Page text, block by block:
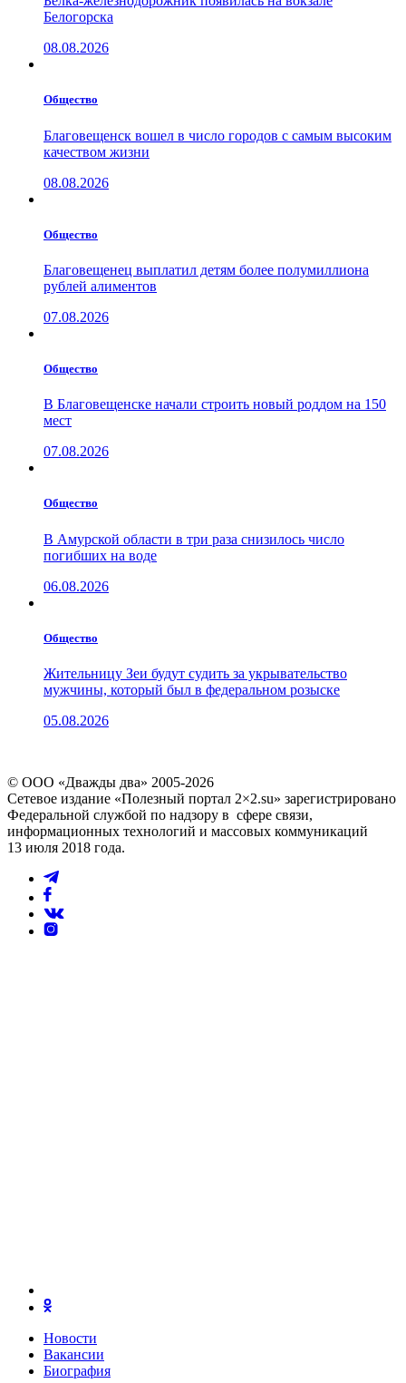
Белогорска
08.08.2026
Общество
Благовещенск вошел в число городов с самым высоким
качеством жизни
08.08.2026
Общество
Благовещенец выплатил детям более полумиллиона
рублей алиментов
07.08.2026
Общество
В Благовещенске начали строить новый роддом на 150
мест
07.08.2026
Общество
В Амурской области в три раза снизилось число
погибших на воде
06.08.2026
Общество
Жительницу Зеи будут судить за укрывательство
мужчины, который был в федеральном розыске
05.08.2026
© ООО «Дважды два» 2005-2026
Сетевое издание «Полезный портал 2×2.su» зарегистрировано
Федеральной службой по надзору в сфере связи,
информационных технологий и массовых коммуникаций
13 июля 2018 года.
Новости
Вакансии
Биография